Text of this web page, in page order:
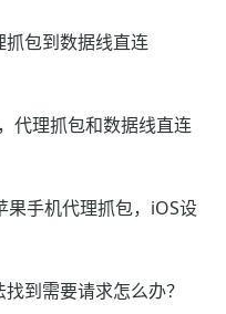
抓包到数据线直连
代理抓包和数据线直连
果手机代理抓包，iOS设
到需要请求怎么办？